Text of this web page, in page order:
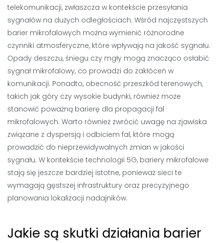
telekomunikacji, zwłaszcza w kontekście przesyłania
sygnałów na dużych odległościach. Wśród najczęstszych
barier mikrofalowych można wymienić różnorodne
czynniki atmosferyczne, które wpływają na jakość sygnału.
Opady deszczu, śniegu czy mgły mogą znacząco osłabić
sygnał mikrofalowy, co prowadzi do zakłóceń w
komunikacji. Ponadto, obecność przeszkód terenowych,
takich jak góry czy wysokie budynki, również może
stanowić poważną barierę dla propagacji fal
mikrofalowych. Warto również zwrócić uwagę na zjawiska
związane z dyspersją i odbiciem fal, które mogą
prowadzić do nieprzewidywalnych zmian w jakości
sygnału. W kontekście technologii 5G, bariery mikrofalowe
stają się jeszcze bardziej istotne, ponieważ sieci te
wymagają gęstszej infrastruktury oraz precyzyjnego
planowania lokalizacji nadajników.
Jakie są skutki działania barier